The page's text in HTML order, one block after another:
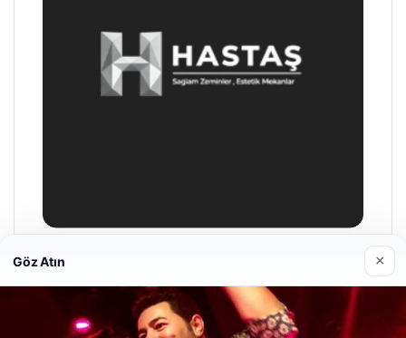
Enes Kaplan Avukatlık Bürosu
28/04/2026
Göz Atın ×